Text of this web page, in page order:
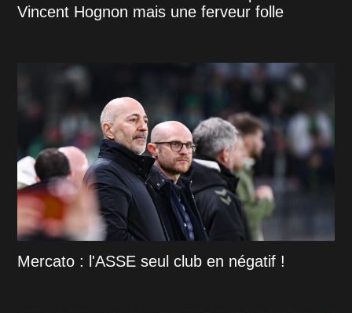
Vincent Hognon mais une ferveur folle
Mercato : l'ASSE seul club en négatif !